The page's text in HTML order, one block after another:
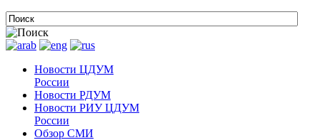
Новости ЦДУМ
России
Новости РДУМ
Новости РИУ ЦДУМ
России
Обзор СМИ